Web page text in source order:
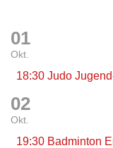
01
Okt.
18:30 Judo
02
Okt.
19:30 Badminton